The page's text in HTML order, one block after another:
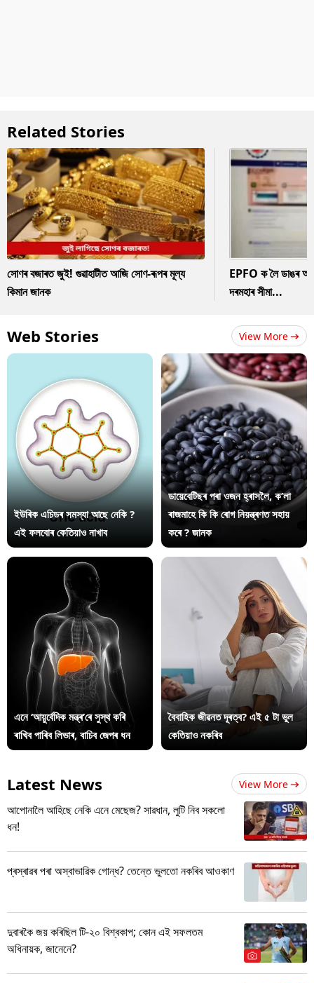
Related Stories
সোণৰ বজাৰত জুই! গুৱাহাটীত আজি সোণ-ৰূপৰ মূল্য
কিমান জানক
EPFO ক লৈ ডাঙৰ
দৰমহাৰ সীমা...
Web Stories View More
ইউৰিক এচিডৰ সমস্যা আছে নেকি ?
এই ফলবোৰ কেতিয়াও নাখাব
ডায়েবেটিছৰ পৰা ওজন হ্ৰাসলৈ, ক’লা
ৰাজমাহে কি কি ৰোগ নিয়ন্ত্ৰণত সহায়
কৰে ? জানক
এনে ‘আয়ুৰ্বেদিক মন্ত্ৰ’ৰে সুস্থ কৰি
ৰাখিব পাৰিব লিভাৰ, বাচিব জেপৰ ধন
বৈবাহিক জীৱনত দূৰত্ব? এই ৫ টা ভুল
কেতিয়াও নকৰিব
Latest News View More
আপোনালৈ আহিছে নেকি এনে মেছেজ? সাৱধান, লুটি নিব সকলো
ধন!
প্ৰস্ৰাৱৰ পৰা অস্বাভাৱিক গোন্ধ? তেন্তে ভুলতো নকৰিব আওকাণ
দুবাৰকৈ জয় কৰিছিল টি-২০ বিশ্বকাপ; কোন এই সফলতম
অধিনায়ক, জানেনে?